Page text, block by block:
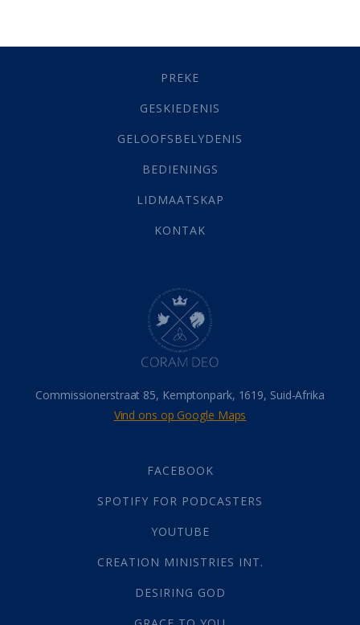
Geestelike Groei(10)
(21)
Grys Areas(4)
Lewensdoel(3)
Selfondersoek(1)
Werk(22)
(142)
Hemel (31)
Israel (14)
Millennium(1)
Oordeelsdag(19)
Verheerlikte liggaam
Wederkoms
(27)
Gebed(87)
Die Onse Vader(12)
God(392)
Afgode(23)
Almag(1)
Alomteenwoordig
PREKE
GESKIEDENIS
GELOOFSBELYDENIS
BEDIENINGS
LIDMAATSKAP
KONTAK
Commissionerstraat 85, Kemptonpark, 1619, Suid-Afrika
Vind ons op Google Maps
FACEBOOK
SPOTIFY FOR PODCASTERS
YOUTUBE
CREATION MINISTRIES INT.
DESIRING GOD